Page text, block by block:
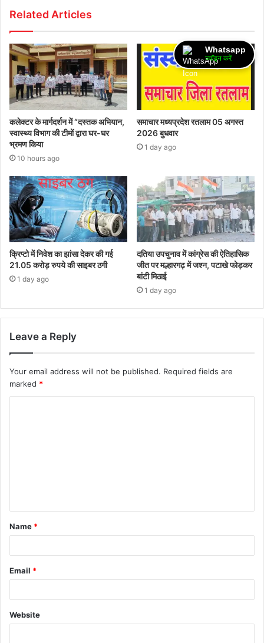
Related Articles
कलेक्टर के मार्गदर्शन में “दस्तक अभियान,‌
स्वास्थ्य विभाग की टीमों द्वारा घर-घर
भ्रमण किया
10 hours ago
समाचार मध्यप्रदेश रतलाम 05 अगस्त
2026 बुधवार
1 day ago
क्रिप्टो में निवेश का झांसा देकर की गई
21.05 करोड़ रुपये की साइबर ठगी
1 day ago
दतिया उपचुनाव में कांग्रेस की ऐतिहासिक
जीत पर मल्हारगढ़ में जश्न, पटाखे फोड़कर
बांटी मिठाई
1 day ago
Leave a Reply
Your email address will not be published. Required fields are
marked *
Name *
Email *
Website
Whatsapp
ज्वॉइन करें